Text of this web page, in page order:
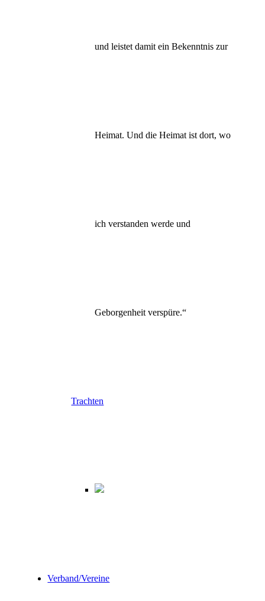
und leistet damit ein Bekenntnis zur
Heimat. Und die Heimat ist dort, wo
ich verstanden werde und
Geborgenheit verspüre.“
Trachten
Verband/Vereine